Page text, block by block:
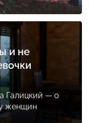
и не
Галицкий — о
женщин